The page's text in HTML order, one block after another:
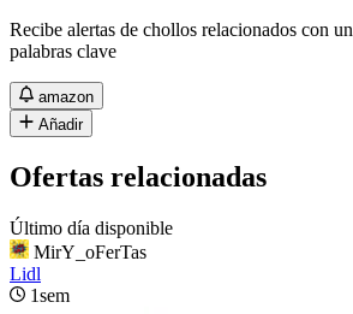
Recibe alertas de chollos relacionados con
palabras clave
amazon
Añadir
Ofertas relacionadas
Último día disponible
MirY_oFerTas
Lidl
1sem